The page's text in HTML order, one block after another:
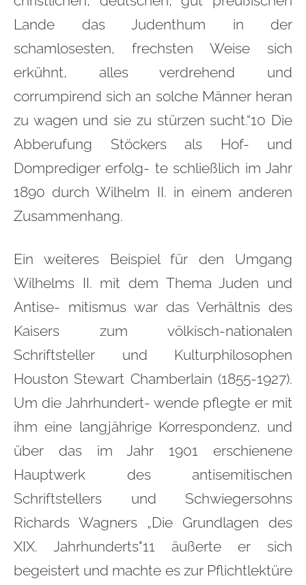
Lande das Judenthum in der
schamlosesten, frechsten Weise sich
erkühnt, alles verdrehend und
corrumpirend sich an solche Männer heran
zu wagen und sie zu stürzen sucht.“10 Die
Abberufung Stöckers als Hof- und
Domprediger erfolg- te schließlich im Jahr
1890 durch Wilhelm II. in einem anderen
Zusammenhang.
Ein weiteres Beispiel für den Umgang
Wilhelms II. mit dem Thema Juden und
Antise- mitismus war das Verhältnis des
Kaisers zum völkisch-nationalen
Schriftsteller und Kulturphilosophen
Houston Stewart Chamberlain (1855-1927).
Um die Jahrhundert- wende pflegte er mit
ihm eine langjährige Korrespondenz, und
über das im Jahr 1901 erschienene
Hauptwerk des antisemitischen
Schriftstellers und Schwiegersohns
Richards Wagners „Die Grundlagen des
XIX. Jahrhunderts"11 äußerte er sich
begeistert und machte es zur Pflichtlektüre